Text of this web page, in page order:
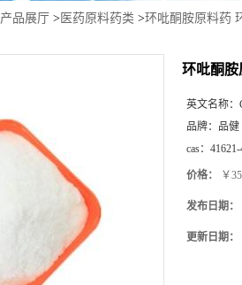
产品展厅 > 医药原料药类 >环吡酮胺原料药
环吡酮胺
英文名称：
品牌： 品健
cas：
价格： ￥
发布日期：
更新日期：